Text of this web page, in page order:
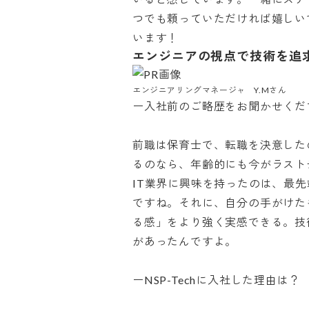
つでも頼っていただければ嬉し
います！
エンジニアの視点で技術を追
エンジニアリングマネージャ　Y.Mさん
ー入社前のご略歴をお聞かせく
前職は保育士で、転職を決意し
るのなら、年齢的にも今がラス
IT業界に興味を持ったのは、最
ですね。それに、自分の手がけ
る感」をより強く実感できる。
があったんですよ。
ーNSP-Techに入社した理由は？